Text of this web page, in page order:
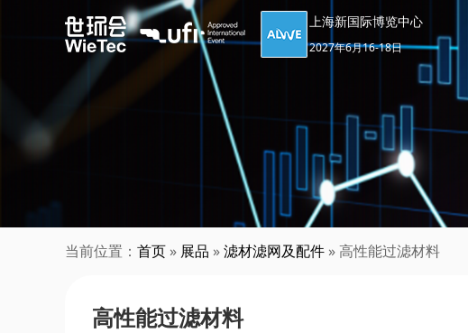
上海新国际博览中心
2027年6月16-18日
当前位置： 首页 » 展品 »滤材滤网及配件 » 高性能过滤材料
高性能过滤材料